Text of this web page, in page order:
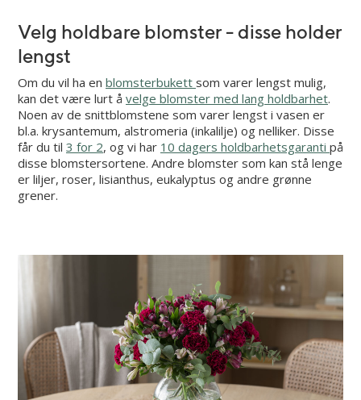
Velg holdbare blomster - disse holder
lengst
Om du vil ha en blomsterbukett som varer lengst mulig,
kan det være lurt å velge blomster med lang holdbarhet.
Noen av de snittblomstene som varer lengst i vasen er
bl.a. krysantemum, alstromeria (inkalilje) og nelliker. Disse
får du til 3 for 2, og vi har 10 dagers holdbarhetsgaranti på
disse blomstersortene. Andre blomster som kan stå lenge
er liljer, roser, lisianthus, eukalyptus og andre grønne
grener.